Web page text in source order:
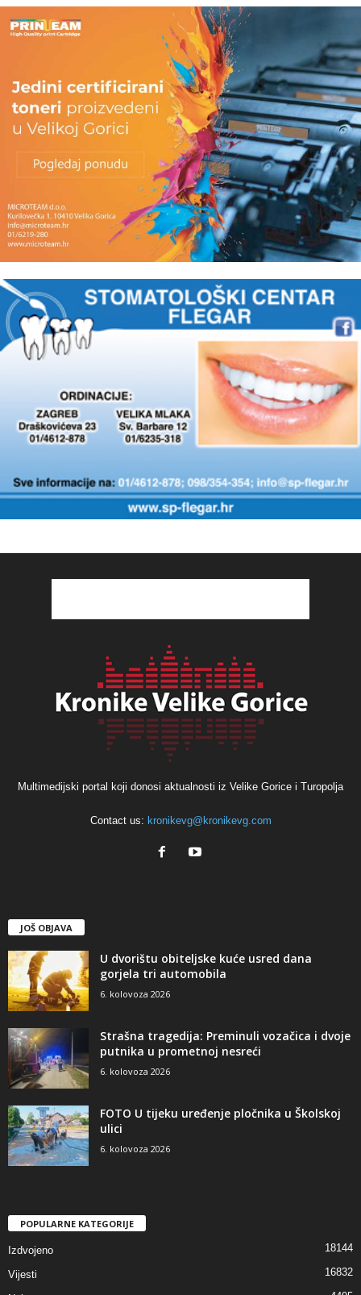
Multimedijski portal koji donosi aktualnosti iz Velike Gorice i Turopolja
Contact us: kronikevg@kronikevg.com
JOŠ OBJAVA
U dvorištu obiteljske kuće usred dana
gorjela tri automobila
6. kolovoza 2026
Strašna tragedija: Preminuli vozačica i dvoje
putnika u prometnoj nesreći
6. kolovoza 2026
FOTO U tijeku uređenje pločnika u Školskoj
ulici
6. kolovoza 2026
POPULARNE KATEGORIJE
Izdvojeno 18144
Vijesti 16832